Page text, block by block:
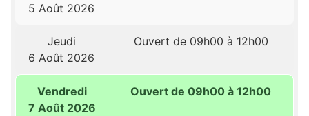
5 Août 2026
Jeudi
6 Août 2026
Ouvert de 09h00 à 12h00
Vendredi
7 Août 2026
Ouvert de 09h00 à 12h00